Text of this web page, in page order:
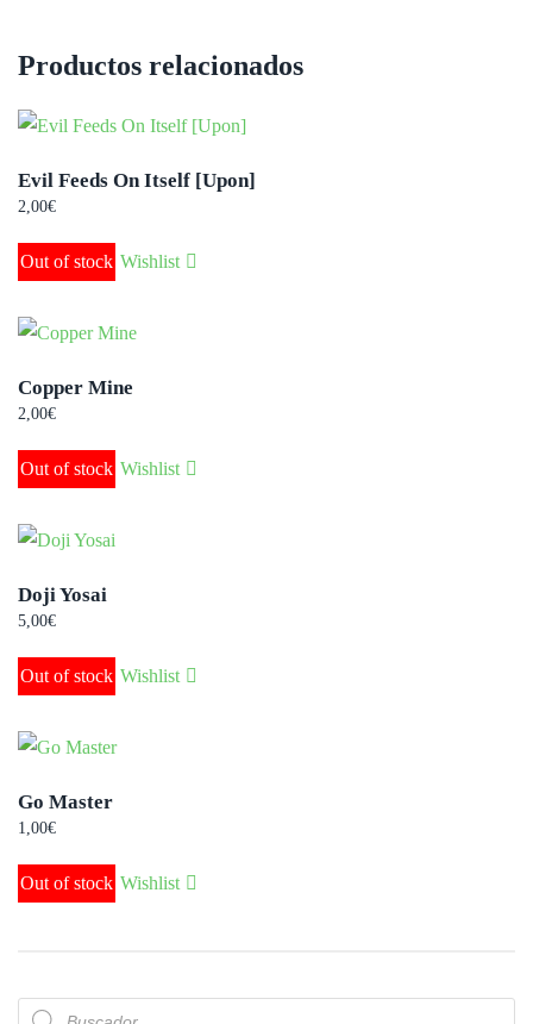
Productos relacionados
Evil Feeds On Itself [Upon]
2,00€
Out of stock Wishlist
Copper Mine
2,00€
Out of stock Wishlist
Doji Yosai
5,00€
Out of stock Wishlist
Go Master
1,00€
Out of stock Wishlist
Búsqueda